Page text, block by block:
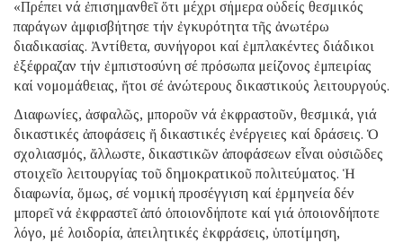
«Πρέπει νά ἐπισημανθεῖ ὅτι μέχρι σήμερα οὐδείς θεσμικός
παράγων ἀμφισβήτησε τήν ἐγκυρότητα τῆς ἀνωτέρω
διαδικασίας. Ἀντίθετα, συνήγοροι καί ἐμπλακέντες διάδικοι
ἐξέφραζαν τήν ἐμπιστοσύνη σέ πρόσωπα μείζονος ἐμπειρίας
καί νομομάθειας, ἤτοι σέ ἀνώτερους δικαστικούς λειτουργούς.
Διαφωνίες, ἀσφαλῶς, μποροῦν νά ἐκφραστοῦν, θεσμικά, γιά
δικαστικές ἀποφάσεις ἤ δικαστικές ἐνέργειες καί δράσεις. Ὁ
σχολιασμός, ἄλλωστε, δικαστικῶν ἀποφάσεων εἶναι οὐσιῶδες
στοιχεῖο λειτουργίας τοῦ δημοκρατικοῦ πολιτεύματος. Ἡ
διαφωνία, ὅμως, σέ νομική προσέγγιση καί ἑρμηνεία δέν
μπορεῖ νά ἐκφραστεῖ ἀπό ὁποιονδήποτε καί γιά ὁποιονδήποτε
λόγο, μέ λοιδορία, ἀπειλητικές ἐκφράσεις, ὑποτίμηση,